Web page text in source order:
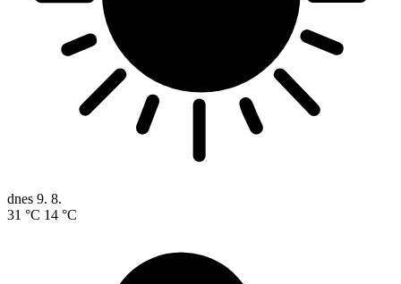
dnes 9. 8.
31 °C 14 °C